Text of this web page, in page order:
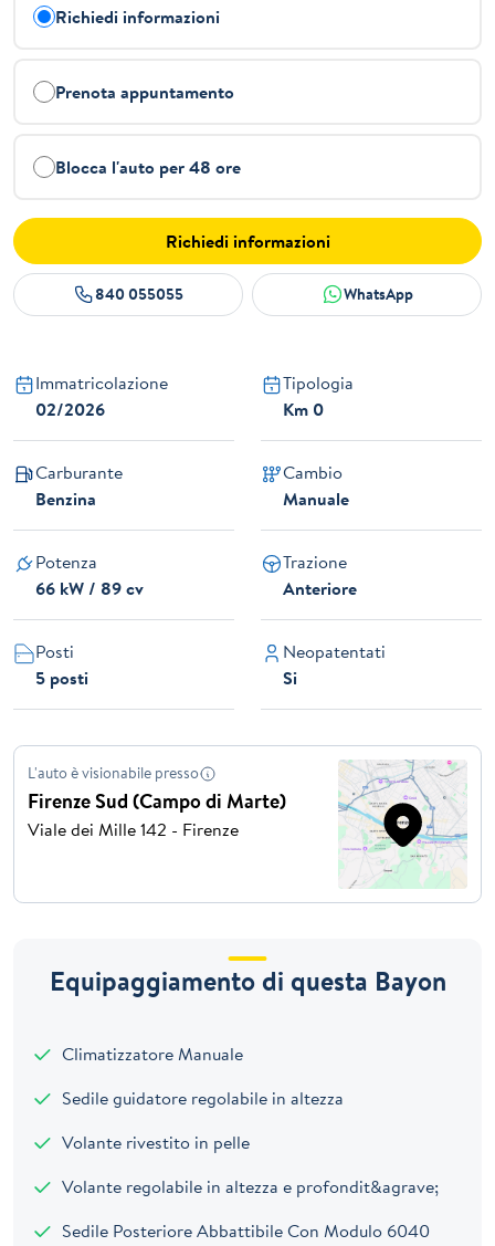
Richiedi informazioni
Prenota appuntamento
Blocca l'auto per 48 ore
Richiedi informazioni
840 055055 WhatsApp
Immatricolazione
02/2026
Tipologia
Km 0
Carburante
Benzina
Cambio
Manuale
Potenza
66 kW / 89 cv
Trazione
Anteriore
Posti
5 posti
Neopatentati
Si
L'auto è visionabile presso
Firenze Sud (Campo di Marte)
Viale dei Mille 142 - Firenze
Equipaggiamento di questa Bayon
Climatizzatore Manuale
Sedile guidatore regolabile in altezza
Volante rivestito in pelle
Volante regolabile in altezza e profondit&agrave;
Sedile Posteriore Abbattibile Con Modulo 6040